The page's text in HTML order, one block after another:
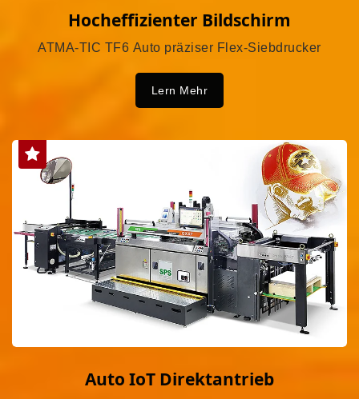
Hocheffizienter Bildschirm
ATMA-TIC TF6 Auto präziser Flex-Siebdrucker
Lern Mehr
Auto IoT Direktantrieb